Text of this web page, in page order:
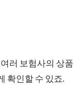
러 보험사의 상품
확인할 수 있죠.